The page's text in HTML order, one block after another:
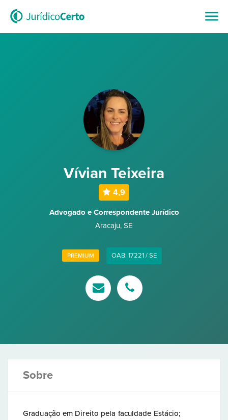
Vívian Teixeira
4,9
Advogado e Correspondente Jurídico
Aracaju, SE
PREMIUM OAB: 17221 / SE
Sobre
Graduação em Direito pela faculdade Estácio;